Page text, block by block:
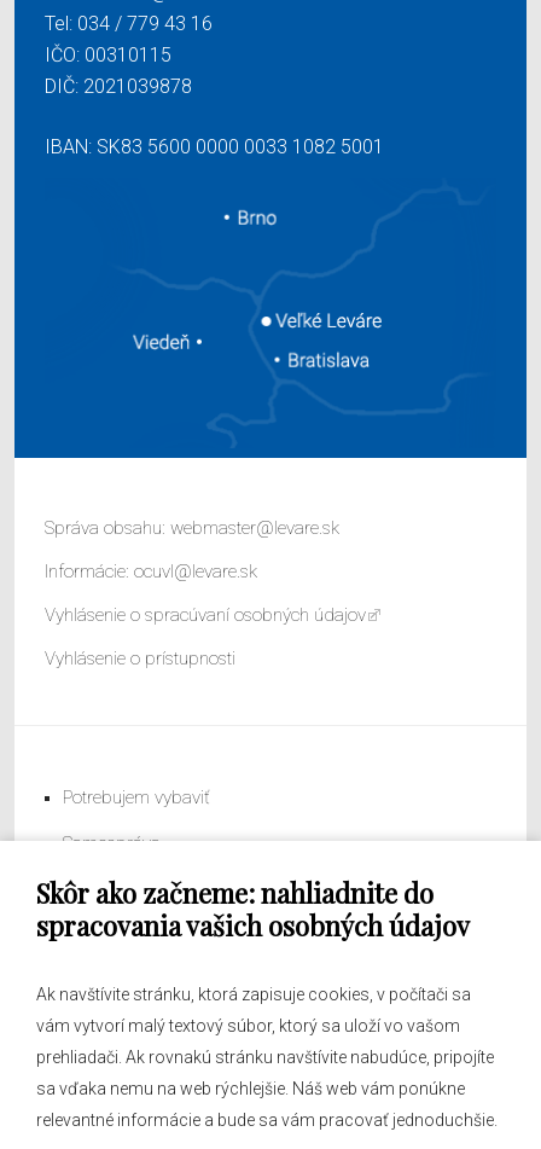
Skôr ako začneme: nahliadnite do
spracovania vašich osobných údajov
Ak navštívite stránku, ktorá zapisuje cookies, v počítači sa
vám vytvorí malý textový súbor, ktorý sa uloží vo vašom
prehliadači. Ak rovnakú stránku navštívite nabudúce, pripojíte
sa vďaka nemu na web rýchlejšie. Náš web vám ponúkne
relevantné informácie a bude sa vám pracovať jednoduchšie.
Tel: 034 / 779 43 16
IČO: 00310115
DIČ: 2021039878
IBAN: SK83 5600 0000 0033 1082 5001
Správa obsahu: webmaster@levare.sk
Informácie: ocuvl@levare.sk
Vyhlásenie o spracúvaní osobných údajov
Vyhlásenie o prístupnosti
Potrebujem vybaviť
Samospráva
Obecný úrad
O obci
Hlásenia obecného rozhlasu